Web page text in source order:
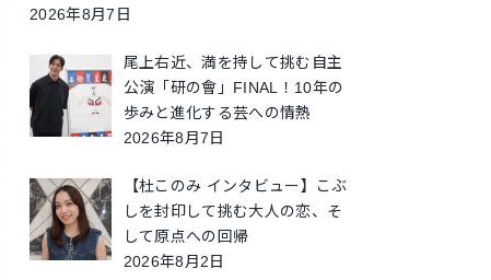
2026年8月7日
尾上右近、満を持して挑む自主
公演「研の會」FINAL！10年の
歩みと進化する芸への情熱
2026年8月7日
【杜このみ インタビュー】こぶ
しを封印して挑む大人の恋、そ
して原点への回帰
2026年8月2日